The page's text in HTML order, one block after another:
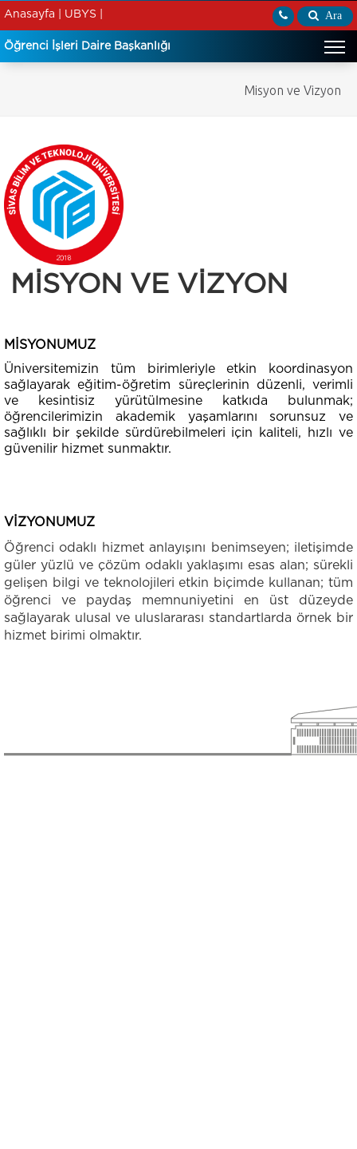
Ara
Anasayfa | UBYS |
Öğrenci İşleri Daire Başkanlığı
Misyon ve Vizyon
MİSYON VE VİZYON
MİSYONUMUZ
Üniversitemizin tüm birimleriyle etkin koordinasyon
sağlayarak eğitim-öğretim süreçlerinin düzenli, verimli
ve kesintisiz yürütülmesine katkıda bulunmak;
öğrencilerimizin akademik yaşamlarını sorunsuz ve
sağlıklı bir şekilde sürdürebilmeleri için kaliteli, hızlı ve
güvenilir hizmet sunmaktır.
VİZYONUMUZ
Öğrenci odaklı hizmet anlayışını benimseyen; iletişimde
güler yüzlü ve çözüm odaklı yaklaşımı esas alan; sürekli
gelişen bilgi ve teknolojileri etkin biçimde kullanan; tüm
öğrenci ve paydaş memnuniyetini en üst düzeyde
sağlayarak ulusal ve uluslararası standartlarda örnek bir
hizmet birimi olmaktır.